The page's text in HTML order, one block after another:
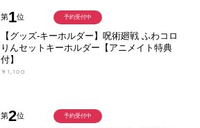
第1位
【グッズ-キーホルダー】呪術廻戦 ふわコロ
りんセットキーホルダー【アニメイト特典
付】
￥1,100
予約受付中
第2位 予約受付中